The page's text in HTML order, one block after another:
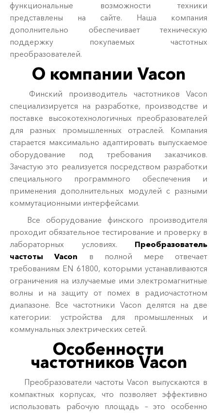
функциональные возможности техники
представлены на сайте. Наша компания
дополнительно обеспечивает техническую
поддержку покупаемых частотных
преобразователей.
О компании Vacon
Финский производитель частотников Vacon
специализируется на разработке, производстве и
поставке высокотехнологичных преобразователей
для разных промышленных отраслей. Компания
старается максимально адаптировать выпускаемое
оборудование под требования заказчиков.
Зачастую это реализуется посредством разработки
специального программного обеспечения и
применения дополнительных модулей с разными
коммутационными интерфейсами.
Все оборудование финского производителя
проходит обязательное тестирование и проверку в
лабораторных условиях. Преобразователь
частоты Vacon в полной мере отвечает
требованиям EN 61800, которыми устанавливаются
ограничения на излучаемые ими электромагнитные
волны и на защиту от помех в радиочастотном
диапазоне. Все частотники Vacon делятся на две
категории: устройства для промышленных и
коммунальных электрических сетей.
Особенности
частотников Vacon
Преобразователи частоты Vacon выпускаются в
компактных корпусах, что позволяет эффективно
использовать рабочую площадь – это особенно